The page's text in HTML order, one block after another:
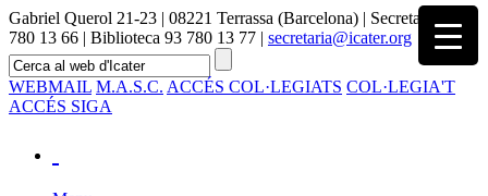
Gabriel Querol 21-23 | 08221 Terrassa (Barcelona) | Secretaria 93
780 13 66 | Biblioteca 93 780 13 77 | secretaria@icater.org
WEBMAIL M.A.S.C. ACCÉS COL·LEGIATS COL·LEGIA'T
ACCÉS SIGA